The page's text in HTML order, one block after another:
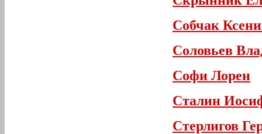
Собчак
Соловьев
Софи Лорен
Сталин
Стерлигов